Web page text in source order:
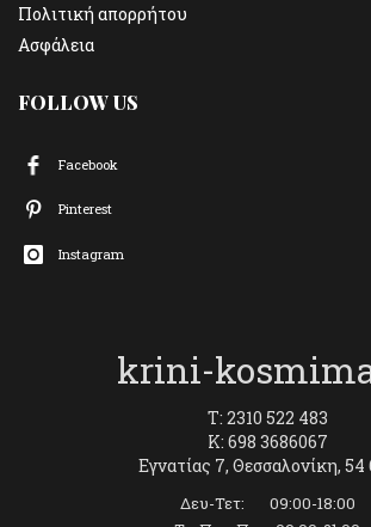
Πολιτική απορρήτου
Ασφάλεια
FOLLOW US
Facebook
Pinterest
Instagram
krini-
T: 2310 522 483
K: 698 3686067
Εγνατίας 7, Θεσσαλονίκη, 54
Δευ-Τετ: 09:00-18:00